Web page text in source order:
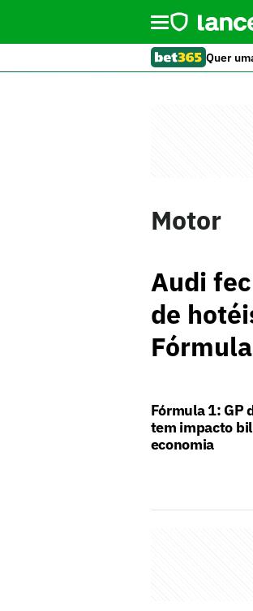
Quer
Motor
Audi
de
Fórmula 1: GP
tem impacto
economia